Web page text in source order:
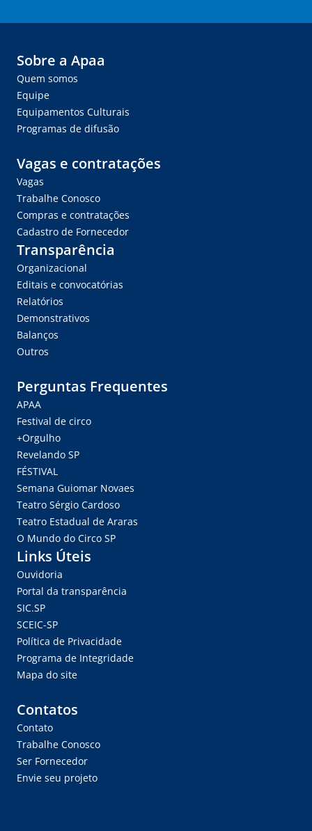
Sobre a Apaa
Quem somos
Equipe
Equipamentos Culturais
Programas de difusão
Vagas e contratações
Vagas
Trabalhe Conosco
Compras e contratações
Cadastro de Fornecedor
Transparência
Organizacional
Editais e convocatórias
Relatórios
Demonstrativos
Balanços
Outros
Perguntas Frequentes
APAA
Festival de circo
+Orgulho
Revelando SP
FÉSTIVAL
Semana Guiomar Novaes
Teatro Sérgio Cardoso
Teatro Estadual de Araras
O Mundo do Circo SP
Links Úteis
Ouvidoria
Portal da transparência
SIC.SP
SCEIC-SP
Política de Privacidade
Programa de Integridade
Mapa do site
Contatos
Contato
Trabalhe Conosco
Ser Fornecedor
Envie seu projeto